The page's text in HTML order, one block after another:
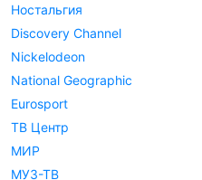
Ностальгия
Discovery Channel
Nickelodeon
National Geographic
Eurosport
ТВ Центр
МИР
МУЗ-ТВ